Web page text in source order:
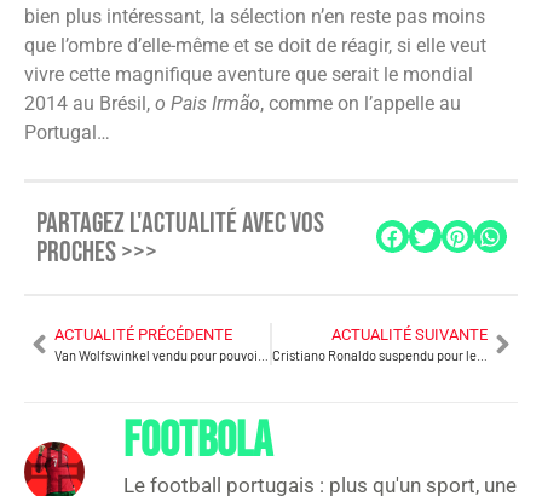
bien plus intéressant, la sélection n’en reste pas moins
que l’ombre d’elle-même et se doit de réagir, si elle veut
vivre cette magnifique aventure que serait le mondial
2014 au Brésil, o Pais Irmão, comme on l’appelle au
Portugal…
PARTAGEZ L'ACTUALITÉ AVEC VOS
PROCHES >>>
ACTUALITÉ PRÉCÉDENTE ACTUALITÉ SUIVANTE
FOOTBOLA
Le football portugais : plus qu'un sport, une